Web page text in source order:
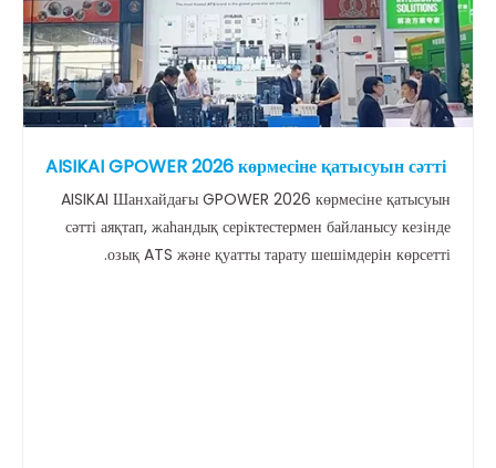
AISIKAI GPOWER 2026 көрмесіне қатысуын сәтті
аяқтады
AISIKAI Шанхайдағы GPOWER 2026 көрмесіне қатысуын
сәтті аяқтап, жаһандық серіктестермен байланысу кезінде
озық ATS және қуатты тарату шешімдерін көрсетті.